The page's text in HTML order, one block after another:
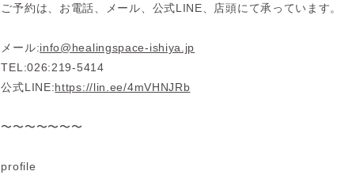
ご予約は、お電話、メール、公式LINE、店頭にて承っています。
メール:info@healingspace-ishiya.jp
TEL:026:219-5414
公式LINE:https://lin.ee/4mVHNJRb
〜〜〜〜〜〜〜
profile